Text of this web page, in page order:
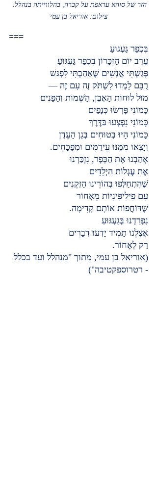
הזר של סוהא עראפת על קברה, בהלווייתה בנהלל.
צילום: אוריאל בן עמי
===
בִּכְפַר גַּעְגּוּעַ
עֶרֶב יוֹם הַזִּכָּרוֹן בִּכְפַר גַּעְגּוּעַ
פָּגַשְׁתִּי אֲנָשִׁים שֶׁאָהַבְתִּי לִפְגּשׁ
רֻבָּם לָמְדוּ לִשְׁתֹּק זֶה עִם זֶה —
מוּל לוּחוֹת הָאֶבֶן, הַשֵּׁמוֹת וְהַפָּנִים
כָּמוֹנִי פָּרְשׂוּ כְּנָפַיִם
כָּמוֹנִי נִפְצְעוּ בַּדֶּרֶךְ
כָּמוֹנִי הָיוּ בְּטוּחִים בְּגַן הָעֵדֶן
וְיָצְאוּ מִמֶּנּוּ עֵירֻמִּים וּמְפֻכָּחִים.
אָהַבְנוּ אֶת הַכְּפָר, נִזְכַּרְנוּ
אֶת עֶגְלוֹת הַיְלָדִים
שֶׁהִתְחַלְּפוּ בְּהוֹרֵינוּ הַזְּקֵנִים
עִם פִילִיפִּינִיּוֹת מֵאָחוֹר
שֶׁדּוֹחֲפוֹת אוֹתָם קָדִימָה.
נִפְרַדְנוּ בְּגַעְגּוּעַ
אֶצְלֵנוּ תָּמִיד יָדְעוּ דְּבָרִים
רַק לְאָחוֹר.
(אוריאל בן עמי, מתוך "מנהלל ועד בכלל
- רטרוספקטיבה")